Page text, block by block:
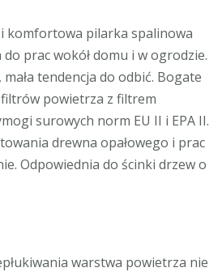
komfortowa pilarka spalinowa
prac wokół domu i w ogrodzie.
tendencja do odbić. Bogate
powietrza z filtrem
surowych norm EU II i EPA II.
drewna opałowego i prac
Odpowiednia do ścinki drzew o
warstwa powietrza nie